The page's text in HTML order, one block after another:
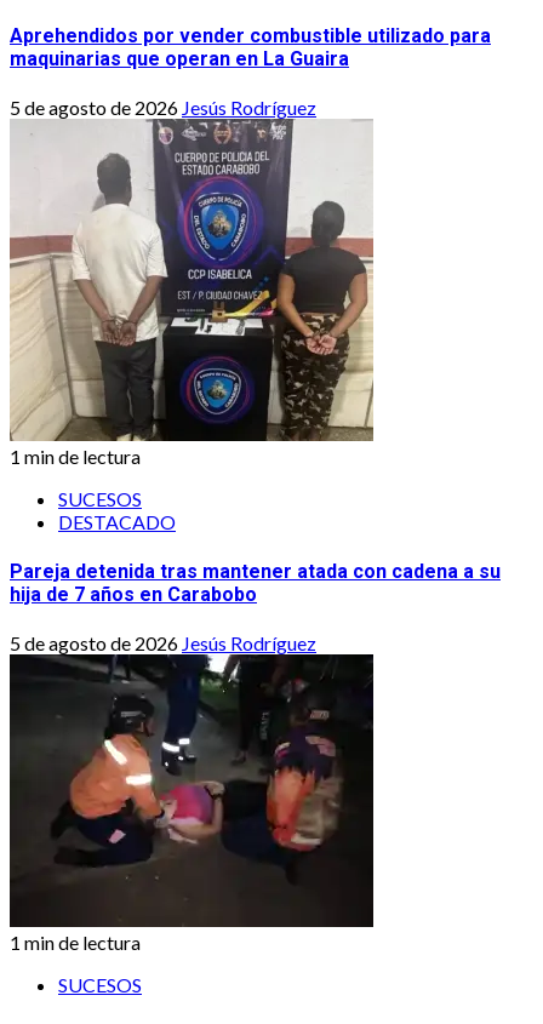
Aprehendidos por vender combustible utilizado para
maquinarias que operan en La Guaira
5 de agosto de 2026 Jesús Rodríguez
1 min de lectura
SUCESOS
DESTACADO
Pareja detenida tras mantener atada con cadena a su
hija de 7 años en Carabobo
5 de agosto de 2026 Jesús Rodríguez
1 min de lectura
SUCESOS